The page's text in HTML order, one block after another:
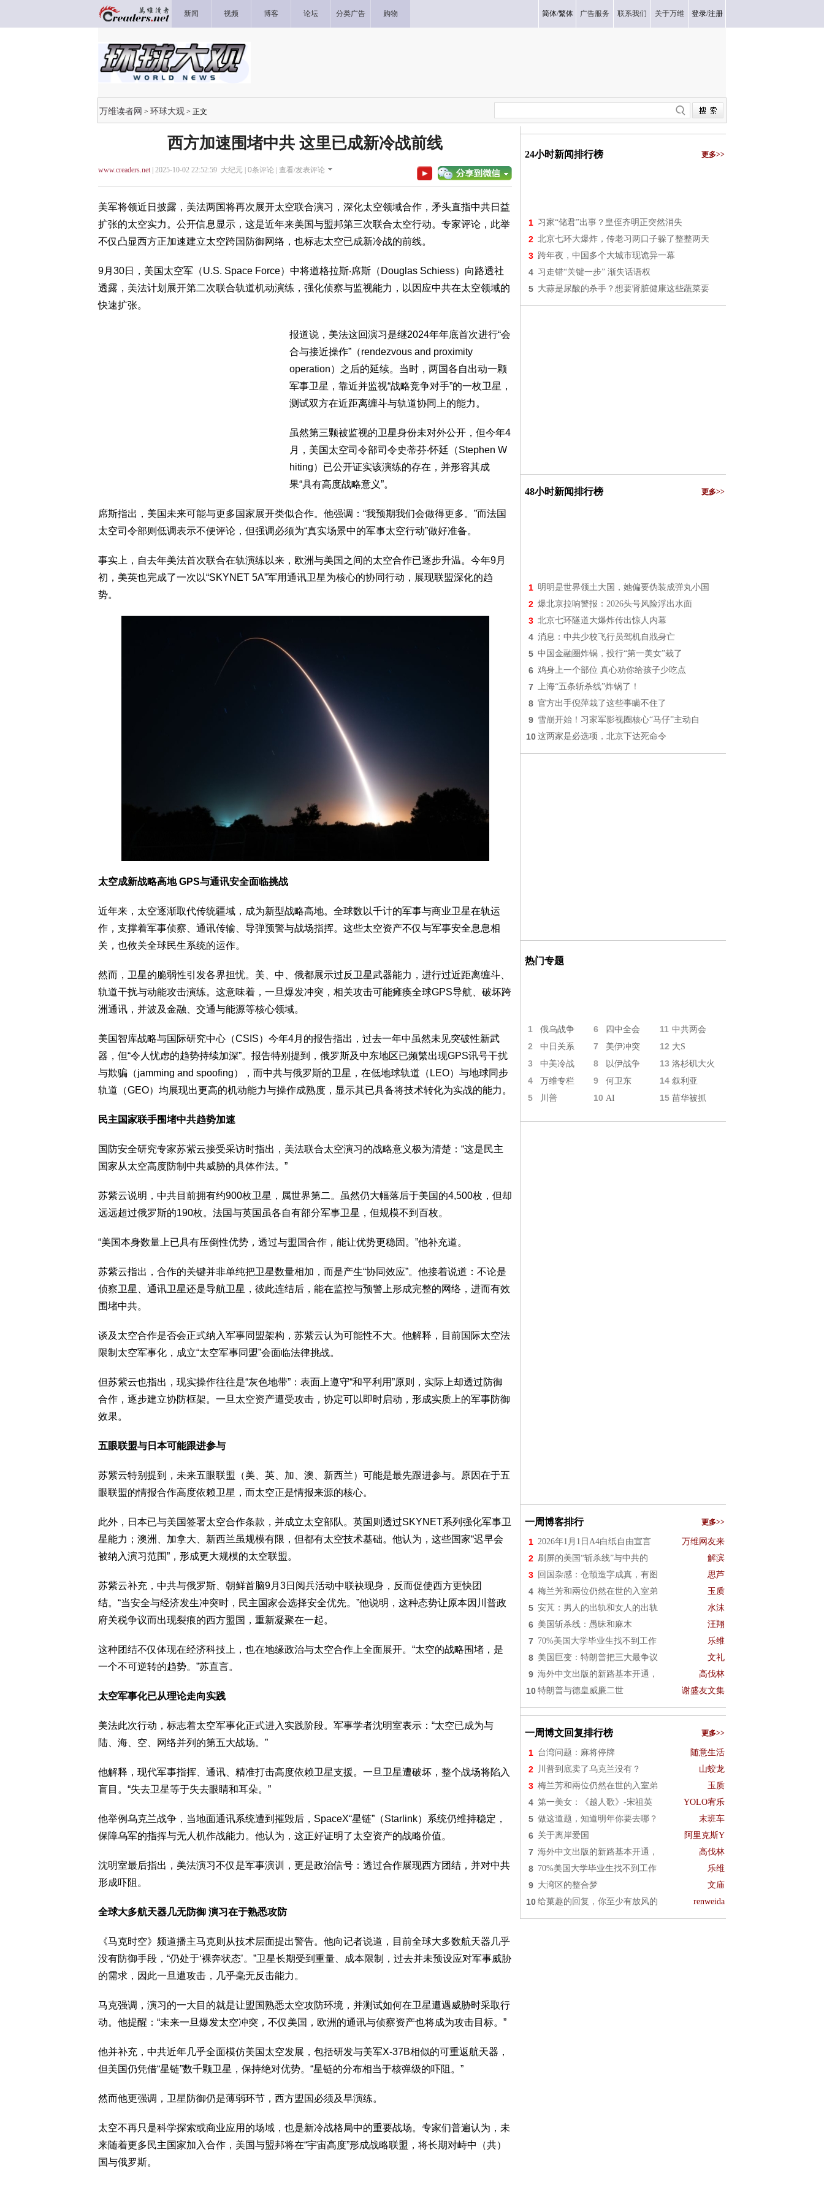
新闻 视频 博客 论坛 分类广告 购物 简体/繁体 广告服务 联系我们 关于万维 登录/注册
万维读者网 > 环球大观 > 正文
西方加速围堵中共 这里已成新冷战前线
www.creaders.net| 2025-10-02 22:52:59 大纪元 | 0条评论 | 查看/发表评论
美军将领近日披露，美法两国将再次展开太空联合演习，深化太空领域合作，矛头直指中共日益
扩张的太空实力。公开信息显示，这是近年来美国与盟邦第三次联合太空行动。专家评论，此举
不仅凸显西方正加速建立太空跨国防御网络，也标志太空已成新冷战的前线。
9月30日，美国太空军（U.S. Space Force）中将道格拉斯‧席斯（Douglas Schiess）向路透社
透露，美法计划展开第二次联合轨道机动演练，强化侦察与监视能力，以因应中共在太空领域的
快速扩张。
报道说，美法这回演习是继2024年年底首次进行“会
合与接近操作”（rendezvous and proximity
operation）之后的延续。当时，两国各自出动一颗
军事卫星，靠近并监视“战略竞争对手”的一枚卫星，
测试双方在近距离缠斗与轨道协同上的能力。
虽然第三颗被监视的卫星身份未对外公开，但今年4
月，美国太空司令部司令史蒂芬‧怀廷（Stephen W
hiting）已公开证实该演练的存在，并形容其成
果“具有高度战略意义”。
席斯指出，美国未来可能与更多国家展开类似合作。他强调：“我预期我们会做得更多。”而法国
太空司令部则低调表示不便评论，但强调必须为“真实场景中的军事太空行动”做好准备。
事实上，自去年美法首次联合在轨演练以来，欧洲与美国之间的太空合作已逐步升温。今年9月
初，美英也完成了一次以“SKYNET 5A”军用通讯卫星为核心的协同行动，展现联盟深化的趋
势。
太空成新战略高地 GPS与通讯安全面临挑战
近年来，太空逐渐取代传统疆域，成为新型战略高地。全球数以千计的军事与商业卫星在轨运
作，支撑着军事侦察、通讯传输、导弹预警与战场指挥。这些太空资产不仅与军事安全息息相
关，也攸关全球民生系统的运作。
然而，卫星的脆弱性引发各界担忧。美、中、俄都展示过反卫星武器能力，进行过近距离缠斗、
轨道干扰与动能攻击演练。这意味着，一旦爆发冲突，相关攻击可能瘫痪全球GPS导航、破坏跨
洲通讯，并波及金融、交通与能源等核心领域。
美国智库战略与国际研究中心（CSIS）今年4月的报告指出，过去一年中虽然未见突破性新武
器，但“令人忧虑的趋势持续加深”。报告特别提到，俄罗斯及中东地区已频繁出现GPS讯号干扰
与欺骗（jamming and spoofing），而中共与俄罗斯的卫星，在低地球轨道（LEO）与地球同步
轨道（GEO）均展现出更高的机动能力与操作成熟度，显示其已具备将技术转化为实战的能力。
民主国家联手围堵中共趋势加速
国防安全研究专家苏紫云接受采访时指出，美法联合太空演习的战略意义极为清楚：“这是民主
国家从太空高度防制中共威胁的具体作法。”
苏紫云说明，中共目前拥有约900枚卫星，属世界第二。虽然仍大幅落后于美国的4,500枚，但却
远远超过俄罗斯的190枚。法国与英国虽各自有部分军事卫星，但规模不到百枚。
“美国本身数量上已具有压倒性优势，透过与盟国合作，能让优势更稳固。”他补充道。
苏紫云指出，合作的关键并非单纯把卫星数量相加，而是产生“协同效应”。他接着说道：不论是
侦察卫星、通讯卫星还是导航卫星，彼此连结后，能在监控与预警上形成完整的网络，进而有效
围堵中共。
谈及太空合作是否会正式纳入军事同盟架构，苏紫云认为可能性不大。他解释，目前国际太空法
限制太空军事化，成立“太空军事同盟”会面临法律挑战。
但苏紫云也指出，现实操作往往是“灰色地带”：表面上遵守“和平利用”原则，实际上却透过防御
合作，逐步建立协防框架。一旦太空资产遭受攻击，协定可以即时启动，形成实质上的军事防御
效果。
五眼联盟与日本可能跟进参与
苏紫云特别提到，未来五眼联盟（美、英、加、澳、新西兰）可能是最先跟进参与。原因在于五
眼联盟的情报合作高度依赖卫星，而太空正是情报来源的核心。
此外，日本已与美国签署太空合作条款，并成立太空部队。英国则透过SKYNET系列强化军事卫
星能力；澳洲、加拿大、新西兰虽规模有限，但都有太空技术基础。他认为，这些国家“迟早会
被纳入演习范围”，形成更大规模的太空联盟。
苏紫云补充，中共与俄罗斯、朝鲜首脑9月3日阅兵活动中联袂现身，反而促使西方更快团
结。“当安全与经济发生冲突时，民主国家会选择安全优先。”他说明，这种态势让原本因川普政
府关税争议而出现裂痕的西方盟国，重新凝聚在一起。
这种团结不仅体现在经济科技上，也在地缘政治与太空合作上全面展开。“太空的战略围堵，是
一个不可逆转的趋势。”苏直言。
太空军事化已从理论走向实践
美法此次行动，标志着太空军事化正式进入实践阶段。军事学者沈明室表示：“太空已成为与
陆、海、空、网络并列的第五大战场。”
他解释，现代军事指挥、通讯、精准打击高度依赖卫星支援。一旦卫星遭破坏，整个战场将陷入
盲目。“失去卫星等于失去眼睛和耳朵。”
他举例乌克兰战争，当地面通讯系统遭到摧毁后，SpaceX“星链”（Starlink）系统仍维持稳定，
保障乌军的指挥与无人机作战能力。他认为，这正好证明了太空资产的战略价值。
沈明室最后指出，美法演习不仅是军事演训，更是政治信号：透过合作展现西方团结，并对中共
形成吓阻。
全球大多航天器几无防御 演习在于熟悉攻防
《马克时空》频道播主马克则从技术层面提出警告。他向记者说道，目前全球大多数航天器几乎
没有防御手段，“仍处于‘裸奔状态’。”卫星长期受到重量、成本限制，过去并未预设应对军事威胁
的需求，因此一旦遭攻击，几乎毫无反击能力。
马克强调，演习的一大目的就是让盟国熟悉太空攻防环境，并测试如何在卫星遭遇威胁时采取行
动。他提醒：“未来一旦爆发太空冲突，不仅美国，欧洲的通讯与侦察资产也将成为攻击目标。”
他并补充，中共近年几乎全面模仿美国太空发展，包括研发与美军X-37B相似的可重返航天器，
但美国仍凭借“星链”数千颗卫星，保持绝对优势。“星链的分布相当于核弹级的吓阻。”
然而他更强调，卫星防御仍是薄弱环节，西方盟国必须及早演练。
太空不再只是科学探索或商业应用的场域，也是新冷战格局中的重要战场。专家们普遍认为，未
来随着更多民主国家加入合作，美国与盟邦将在“宇宙高度”形成战略联盟，将长期对峙中（共）
国与俄罗斯。
24小时新闻排行榜 更多>>
1 习家“储君”出事？皇侄齐明正突然消失
2 北京七环大爆炸，传老习两口子躲了整整两天
3 跨年夜，中国多个大城市现诡异一幕
4 习走错“关键一步” 渐失话语权
5 大蒜是尿酸的杀手？想要肾脏健康这些蔬菜要
48小时新闻排行榜 更多>>
1 明明是世界领土大国，她偏要伪装成弹丸小国
2 爆北京拉响警报：2026头号风险浮出水面
3 北京七环隧道大爆炸传出惊人内幕
4 消息：中共少校飞行员驾机自戕身亡
5 中国金融圈炸锅，投行“第一美女”栽了
6 鸡身上一个部位 真心劝你给孩子少吃点
7 上海“五条斩杀线”炸锅了！
8 官方出手倪萍栽了这些事瞒不住了
9 雪崩开始！习家军影视圈核心“马仔”主动自
10 这两家是必选项，北京下达死命令
热门专题
1 俄乌战争 6 四中全会 11 中共两会
2 中日关系 7 美伊冲突 12 大S
3 中美冷战 8 以伊战争 13 洛杉矶大火
4 万维专栏 9 何卫东 14 叙利亚
5 川普 10 AI 15 苗华被抓
一周博客排行 更多>>
1 2026年1月1日A4白纸自由宣言 万维网友来
2 刷屏的美国“斩杀线”与中共的 解滨
3 回国杂感：仓颉造字成真，有图 思芦
4 梅兰芳和兩位仍然在世的入室弟 玉质
5 安芃：男人的出轨和女人的出轨 水沫
6 美国斩杀线：愚昧和麻木 汪翔
7 70%美国大学毕业生找不到工作 乐维
8 美国巨变：特朗普把三大最争议 文礼
9 海外中文出版的新路基本开通， 高伐林
10 特朗普与德皇威廉二世 谢盛友文集
一周博文回复排行榜 更多>>
1 台湾问题：麻将停牌 随意生活
2 川普到底卖了乌克兰没有？ 山蛟龙
3 梅兰芳和兩位仍然在世的入室弟 玉质
4 第一美女：《越人歌》-宋祖英 YOLO宥乐
5 做这道题，知道明年你要去哪？ 末班车
6 关于离岸爱国 阿里克斯Y
7 海外中文出版的新路基本开通， 高伐林
8 70%美国大学毕业生找不到工作 乐维
9 大湾区的整合梦 文庙
10 给菓趣的回复，你至少有放风的 renweida